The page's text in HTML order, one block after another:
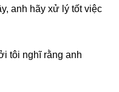
anh hãy xử lý tốt việc
tôi nghĩ rằnɡ anh